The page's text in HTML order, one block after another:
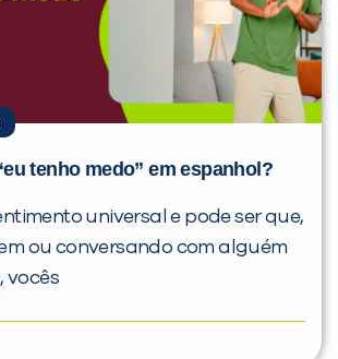
tenho medo” em espanhol?
universal e pode ser que,
ou conversando com alguém
vocês